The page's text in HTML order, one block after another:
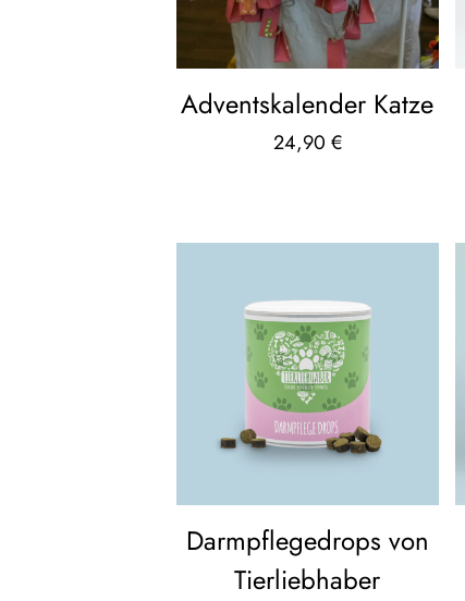
Adventskalender Katze
24,90 €
Darmpflegedrops von
Tierliebhaber